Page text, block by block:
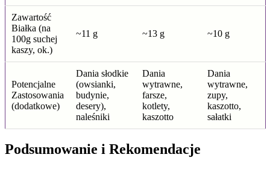
Zawartość
Białka (na
100g suchej
kaszy, ok.)
~11 g ~13 g ~10 g
Potencjalne
Zastosowania
(dodatkowe)
Dania słodkie
(owsianki,
budynie,
desery),
naleśniki
Dania
wytrawne,
farsze,
kotlety,
kaszotto
Dania
wytrawne,
zupy,
kaszotto,
sałatki
Podsumowanie i Rekomendacje